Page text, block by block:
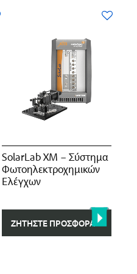
SolarLab XM – Σύστημα
Φωτοηλεκτροχημικών
Ελέγχων
ΖΗΤΉΣΤΕ ΠΡΟΣΦΟΡΆ